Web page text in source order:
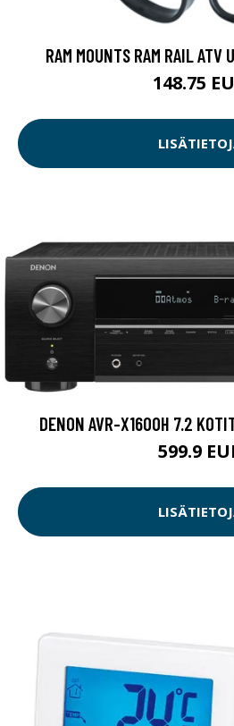
RAM MOUNTS RAM RAIL ATV
148.75
DENON AVR-X1600H 7.2
599.9